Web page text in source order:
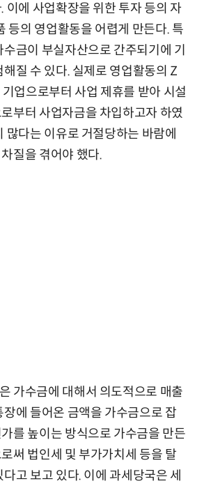
이에 사업확장을 위한 투자 등의 자
등의 영업활동을 어렵게 만든다. 특
금이 부실자산으로 간주되기에 기
질 수 있다. 실제로 영업활동의 Z
업으로부터 사업 제휴를 받아 시설
부터 사업자금을 차입하고자 하였
많다는 이유로 거절당하는 바람에
질을 겪어야 했다.
가수금에 대해서 의도적으로 매출
에 들어온 금액을 가수금으로 잡
를 높이는 방식으로 가수금을 만든
써 법인세 및 부가가치세 등을 탈
고 보고 있다. 이에 과세당국은 세